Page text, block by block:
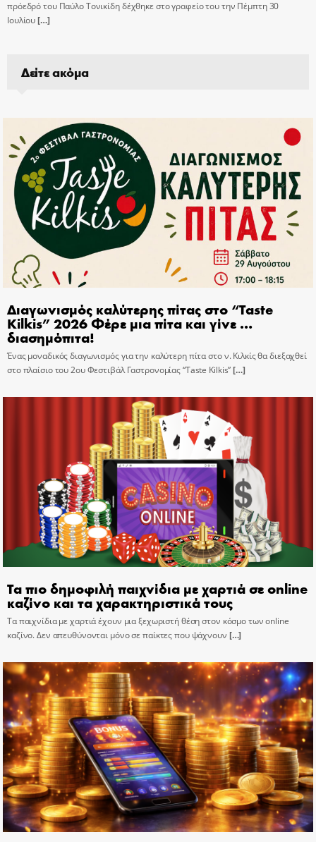
πρόεδρό του Παύλο Τονικίδη δέχθηκε στο γραφείο του την Πέμπτη 30
Ιουλίου[…]
Δείτε ακόμα
Διαγωνισμός καλύτερης πίτας στο “Taste
Kilkis” 2026 Φέρε μια πίτα και γίνε …
διασημόπιτα!
Ένας μοναδικός διαγωνισμός για την καλύτερη πίτα στο ν. Κιλκίς θα διεξαχθεί
στο πλαίσιο του 2ου Φεστιβάλ Γαστρονομίας “Taste Kilkis”[…]
Τα πιο δημοφιλή παιχνίδια με χαρτιά σε online
καζίνο και τα χαρακτηριστικά τους
Τα παιχνίδια με χαρτιά έχουν μια ξεχωριστή θέση στον κόσμο των online
καζίνο. Δεν απευθύνονται μόνο σε παίκτες που ψάχνουν […]